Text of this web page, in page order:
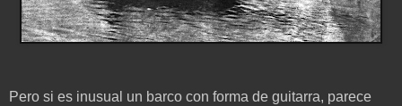
Pero si es inusual un barco con forma de guitarra, parece